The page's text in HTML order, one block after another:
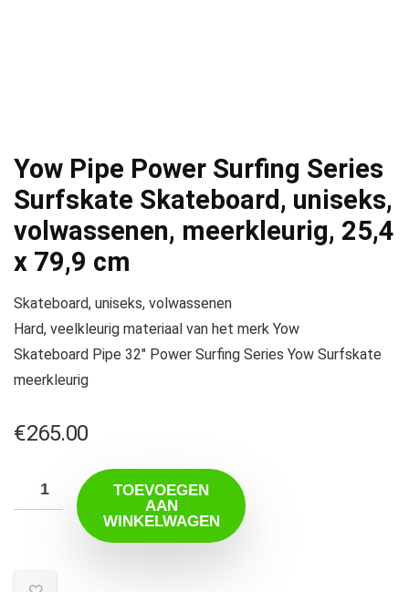
Yow Pipe Power Surfing Series
Surfskate Skateboard, uniseks,
volwassenen, meerkleurig, 25,4
x 79,9 cm
Skateboard, uniseks, volwassenen
Hard, veelkleurig materiaal van het merk Yow
Skateboard Pipe 32″ Power Surfing Series Yow Surfskate
meerkleurig
€265.00
TOEVOEGEN
AAN
WINKELWAGEN